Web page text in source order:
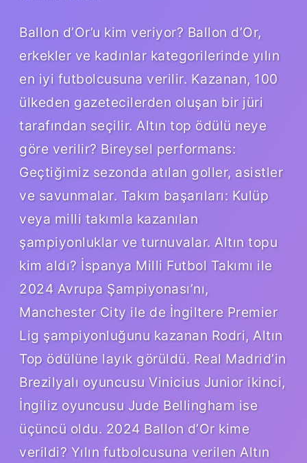
Ballon d’Or’u kim veriyor? Ballon d’Or,
erkekler ve kadınlar kategorilerinde yılın
en iyi futbolcusuna verilir. Kazanan, 100
ülkeden gazetecilerden oluşan bir jüri
tarafından seçilir. Altın top ödülü neye
göre verilir? Bireysel performans:
Geçtiğimiz sezonda atılan goller, asistler
ve savunmalar. Takım başarıları: Kulüp
veya milli takımla kazanılan
şampiyonluklar ve turnuvalar. Altın topu
kim aldı? İspanya Milli Futbol Takımı ile
2024 Avrupa Şampiyonası’nı,
Manchester City ile de İngiltere Premier
Lig şampiyonluğunu kazanan Rodri, Altın
Top ödülüne layık görüldü. Real Madrid’in
Brezilyalı oyuncusu Vinicius Junior ikinci,
İngiliz oyuncusu Jude Bellingham ise
üçüncü oldu. 2024 Ballon d’Or kime
verildi? Yılın futbolcusuna verilen Altın